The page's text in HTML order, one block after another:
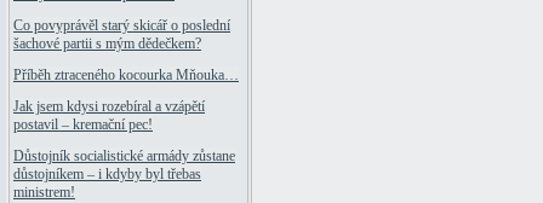
Co povyprávěl starý skicář o poslední
šachové partii s mým dědečkem?
Příběh ztraceného kocourka Mňouka…
Jak jsem kdysi rozebíral a vzápětí
postavil – kremační pec!
Důstojník socialistické armády zůstane
důstojníkem – i kdyby byl třebas
ministrem!